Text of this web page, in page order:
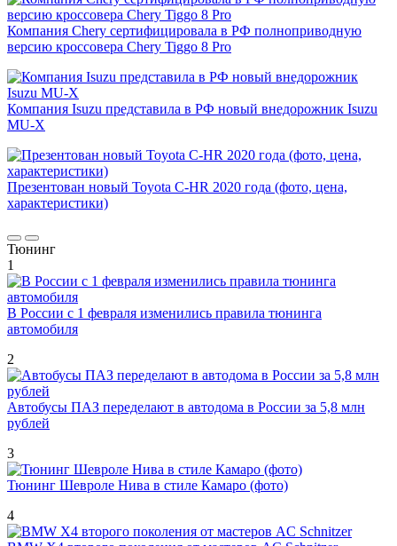
Компания Chery сертифицировала в РФ полноприводную
версию кроссовера Chery Tiggo 8 Pro
Компания Isuzu представила в РФ новый внедорожник Isuzu
MU-X
Презентован новый Toyota C-HR 2020 года (фото, цена,
характеристики)
Тюнинг
1
В России с 1 февраля изменились правила тюнинга
автомобиля
2
Автобусы ПАЗ переделают в автодома в России за 5,8 млн
рублей
3
Тюнинг Шевроле Нива в стиле Камаро (фото)
4